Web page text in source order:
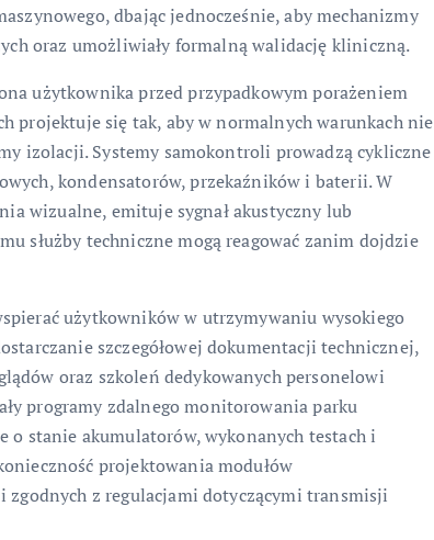
dbając jednocześnie, aby mechanizmy
oraz umożliwiały formalną walidację kliniczną.
użytkownika przed przypadkowym porażeniem
projektuje się tak, aby w normalnych warunkach nie
izolacji. Systemy samokontroli prowadzą cykliczne
kondensatorów, przekaźników i baterii. W
wizualne, emituje sygnał akustyczny lub
służby techniczne mogą reagować zanim dojdzie
użytkowników w utrzymywaniu wysokiego
szczegółowej dokumentacji technicznej,
oraz szkoleń dedykowanych personelowi
programy zdalnego monitorowania parku
stanie akumulatorów, wykonanych testach i
projektowania modułów
z regulacjami dotyczącymi transmisji